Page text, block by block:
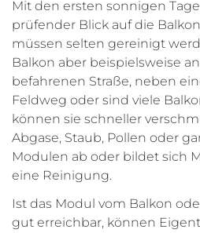
Mit den ersten sonnigen
prüfender Blick auf die
müssen selten gereinigt
Balkon aber beispielsweise
befahrenen Straße, neben
Feldweg oder sind viele
können sie schneller
Abgase, Staub, Pollen oder
Modulen ab oder bildet sich
eine Reinigung.
Ist das Modul vom Balkon
gut erreichbar, können